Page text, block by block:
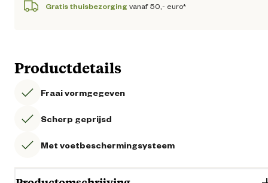
Gratis thuisbezorging vanaf 50,- euro*
Productdetails
Fraai vormgegeven
Scherp geprijsd
Met voetbeschermingsysteem